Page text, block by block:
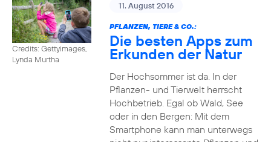
Credits: Gettyimages,
Lynda Murtha
11. August 2016
PFLANZEN, TIERE & CO.:
Die besten Apps zum
Erkunden der Natur
Der Hochsommer ist da. In der
Pflanzen- und Tierwelt herrscht
Hochbetrieb. Egal ob Wald, See
oder in den Bergen: Mit dem
Smartphone kann man unterwegs